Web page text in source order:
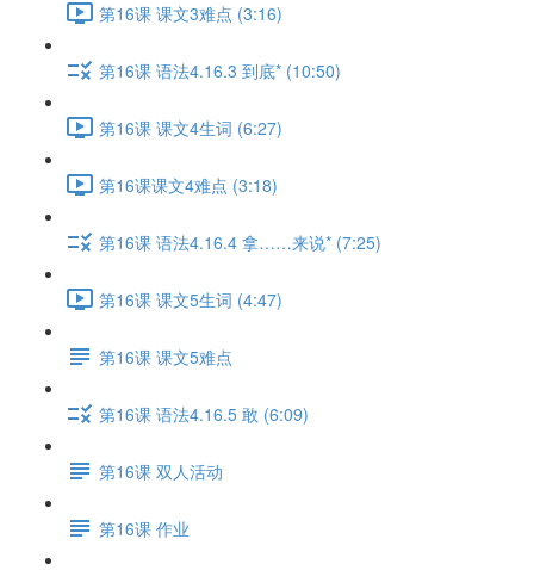
第16课 课文3难点 (3:16)
第16课 语法4.16.3 到底* (10:50)
第16课 课文4生词 (6:27)
第16课课文4难点 (3:18)
第16课 语法4.16.4 拿……来说* (7:25)
第16课 课文5生词 (4:47)
第16课 课文5难点
第16课 语法4.16.5 敢 (6:09)
第16课 双人活动
第16课 作业